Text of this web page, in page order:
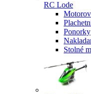
RC Lode
Ponorky
Stolné